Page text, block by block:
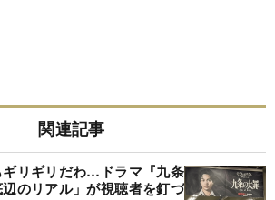
関連記事
リギリだわ…ドラマ『九条
のリアル」が視聴者を釘づ